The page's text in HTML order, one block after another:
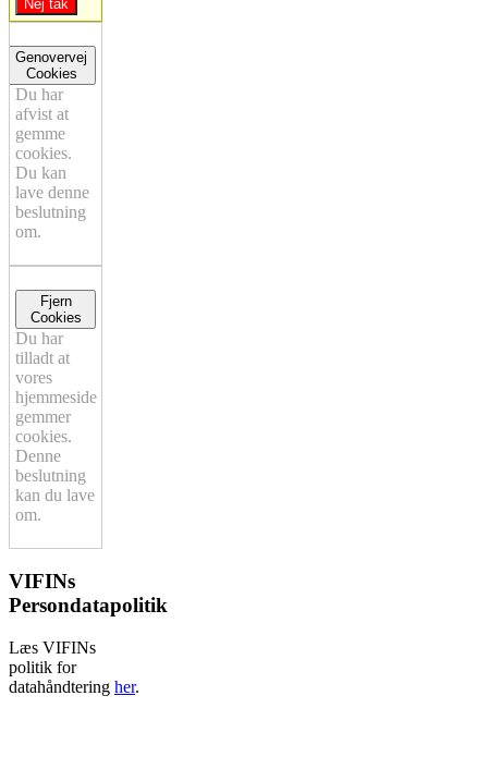
Nej tak
Genovervej
Cookies
Du har
afvist at
gemme
cookies.
Du kan
lave denne
beslutning
om.
Fjern
Cookies
Du har
tilladt at
vores
hjemmeside
gemmer
cookies.
Denne
beslutning
kan du lave
om.
VIFINs
Persondatapolitik
Læs VIFINs
politik for
datahåndtering her.